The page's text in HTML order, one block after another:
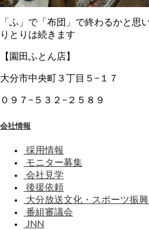
「ふ」で「布団」で終わるかと思
りとりは続きます
【園田ふとん店】
大分市中央町３丁目５−１７
０９７−５３２−２５８９
会社情報
採用情報
モニター募集
会社見学
後援依頼
大分放送文化・スポーツ振興
番組審議会
JNN